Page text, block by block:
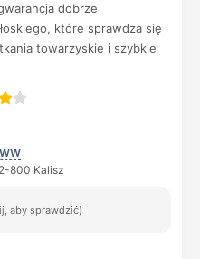
dobrze
które sprawdza się
towarzyskie i szybkie
800 Kalisz
aby sprawdzić)